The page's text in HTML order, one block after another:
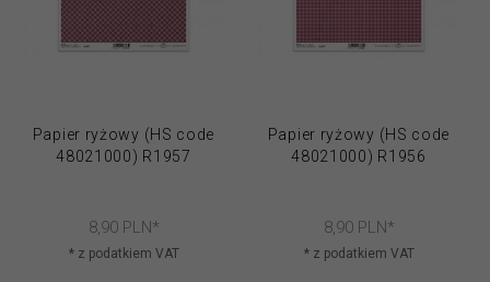
Papier ryżowy (HS code
48021000) R1957
8, 90 PLN*
* z podatkiem VAT
Papier ryżowy (HS code
48021000) R1956
8, 90 PLN*
* z podatkiem VAT